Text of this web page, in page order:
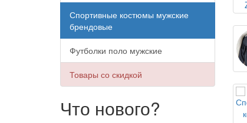
Спортивные костюмы мужские
брендовые
Футболки поло мужские
Товары со скидкой
Что нового?